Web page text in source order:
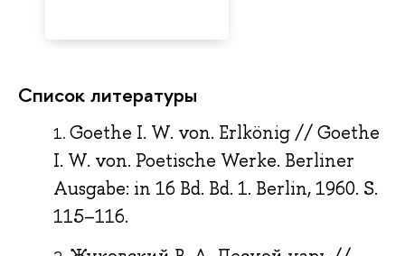
Список литературы
Goethe I. W. von. Erlkönig // Goethe
I. W. von. Poetische Werke. Berliner
Ausgabe: in 16 Bd. Bd. 1. Berlin, 1960. S.
115–116.